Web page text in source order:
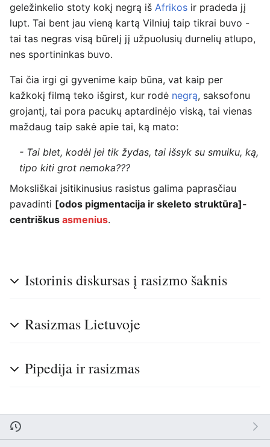
geležinkelio stoty kokį negrą iš Afrikos ir pradeda jį
lupt. Tai bent jau vieną kartą Vilniuj taip tikrai buvo -
tai tas negras visą būrelį jį užpuolusių durnelių atlupo,
nes sportininkas buvo.
Tai čia irgi gi gyvenime kaip būna, vat kaip per
kažkokį filmą teko išgirst, kur rodė negrą, saksofonu
grojantį, tai pora pacukų aptardinėjo viską, tai vienas
maždaug taip sakė apie tai, ką mato:
- Tai blet, kodėl jei tik žydas, tai išsyk su smuiku, ką,
tipo kiti grot nemoka???
Moksliškai įsitikinusius rasistus galima paprasčiau
pavadinti [odos pigmentacija ir skeleto struktūra]-
centriškus asmenius.
Istorinis diskursas į rasizmo šaknis
Rasizmas Lietuvoje
Pipedija ir rasizmas